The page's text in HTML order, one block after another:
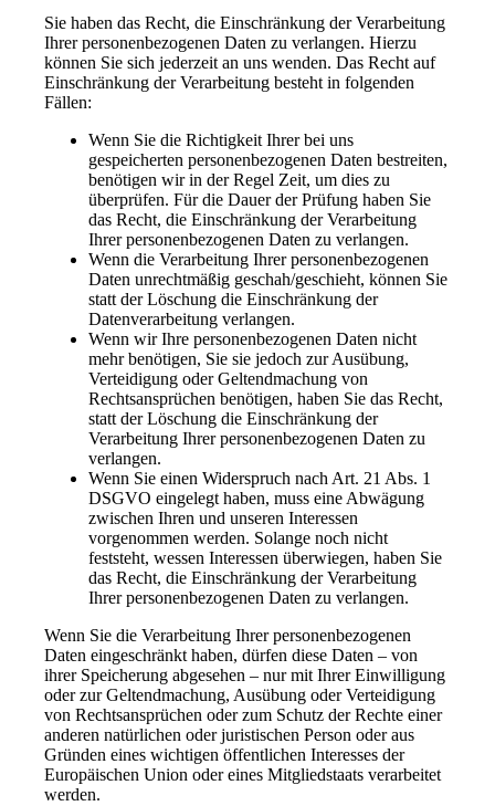
Sie haben das Recht, die Einschränkung der Verarbeitung
Ihrer personenbezogenen Daten zu verlangen. Hierzu
können Sie sich jederzeit an uns wenden. Das Recht auf
Einschränkung der Verarbeitung besteht in folgenden
Fällen:
Wenn Sie die Richtigkeit Ihrer bei uns
gespeicherten personenbezogenen Daten bestreiten,
benötigen wir in der Regel Zeit, um dies zu
überprüfen. Für die Dauer der Prüfung haben Sie
das Recht, die Einschränkung der Verarbeitung
Ihrer personenbezogenen Daten zu verlangen.
Wenn die Verarbeitung Ihrer personenbezogenen
Daten unrechtmäßig geschah/geschieht, können Sie
statt der Löschung die Einschränkung der
Datenverarbeitung verlangen.
Wenn wir Ihre personenbezogenen Daten nicht
mehr benötigen, Sie sie jedoch zur Ausübung,
Verteidigung oder Geltendmachung von
Rechtsansprüchen benötigen, haben Sie das Recht,
statt der Löschung die Einschränkung der
Verarbeitung Ihrer personenbezogenen Daten zu
verlangen.
Wenn Sie einen Widerspruch nach Art. 21 Abs. 1
DSGVO eingelegt haben, muss eine Abwägung
zwischen Ihren und unseren Interessen
vorgenommen werden. Solange noch nicht
feststeht, wessen Interessen überwiegen, haben Sie
das Recht, die Einschränkung der Verarbeitung
Ihrer personenbezogenen Daten zu verlangen.
Wenn Sie die Verarbeitung Ihrer personenbezogenen
Daten eingeschränkt haben, dürfen diese Daten – von
ihrer Speicherung abgesehen – nur mit Ihrer Einwilligung
oder zur Geltendmachung, Ausübung oder Verteidigung
von Rechtsansprüchen oder zum Schutz der Rechte einer
anderen natürlichen oder juristischen Person oder aus
Gründen eines wichtigen öffentlichen Interesses der
Europäischen Union oder eines Mitgliedstaats verarbeitet
werden.